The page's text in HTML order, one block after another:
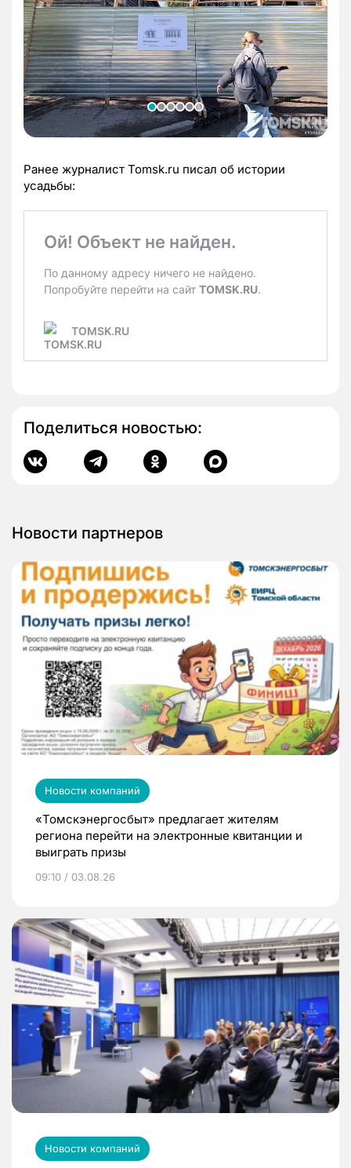
Ранее журналист Tomsk.ru писал об истории
усадьбы:
Поделиться новостью:
Новости партнеров
Новости компаний
«Томскэнергосбыт» предлагает жителям
региона перейти на электронные квитанции и
выиграть призы
09:10 / 03.08.26
Новости компаний